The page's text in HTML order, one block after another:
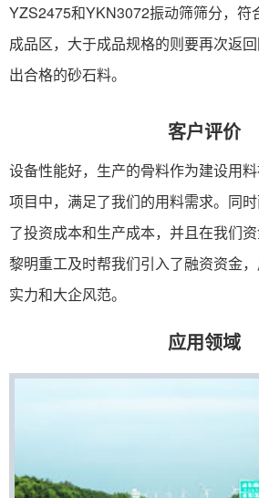
YZS2475和YKN3072振动筛筛分，符
成品区，大于成品规格的则要再次返
出合格的砂石料。
客户评价
设备性能好，生产的骨料作为建设用
项目中，满足了我们的用料需求。同
了投资成本和生产成本，并且在我们资
黎明重工及时帮我们引入了融资资金
实力和大企风范。
应用领域